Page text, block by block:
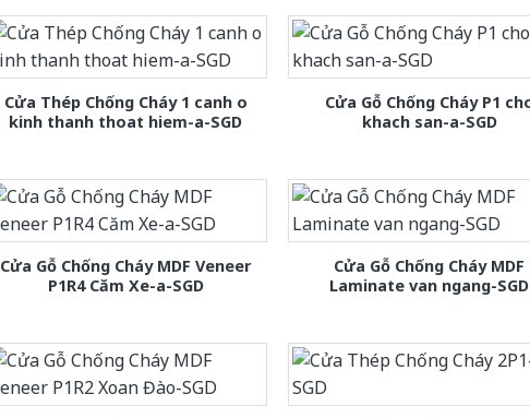
Cửa Thép Chống Cháy 1 canh o
kinh thanh thoat hiem-a-SGD
Cửa Gỗ Chống Cháy P1
khach san-a-SGD
Cửa Gỗ Chống Cháy MDF Veneer
P1R4 Căm Xe-a-SGD
Cửa Gỗ Chống Cháy MDF
Laminate van ngang-SGD